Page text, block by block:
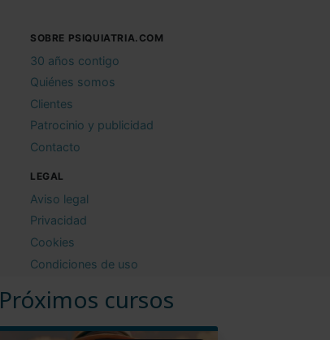
Próximos cursos
SOBRE PSIQUIATRIA.COM
30 años contigo
Quiénes somos
Clientes
Patrocinio y publicidad
Contacto
LEGAL
Aviso legal
Privacidad
Cookies
Condiciones de uso